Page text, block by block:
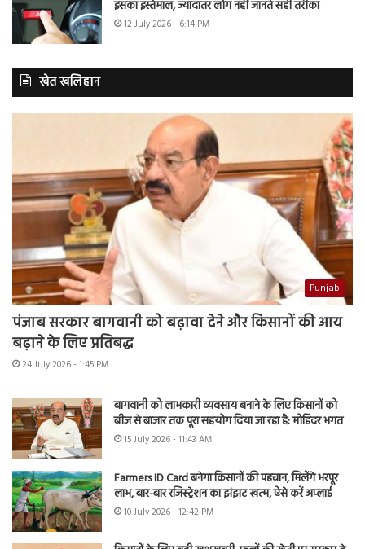
इसका इस्तेमाल, ज्यादातर लोग नहीं जानते सही तरीका
12 July 2026 - 6:14 PM
खेत खलिहान
Punjab
पंजाब सरकार बागवानी को बढ़ावा देने और किसानों की आय
बढ़ाने के लिए प्रतिबद्ध
24 July 2026 - 1:45 PM
बागवानी को लाभकारी व्यवसाय बनाने के लिए किसानों को
बीज से बाजार तक पूरा सहयोग दिया जा रहा है: मोहिंदर भगत
15 July 2026 - 11:43 AM
Farmers ID Card बनेगा किसानों की पहचान, मिलेंगे भरपूर
लाभ, बार-बार रजिस्ट्रेशन का झंझट खत्म, ऐसे करें अप्लाई
10 July 2026 - 12:42 PM